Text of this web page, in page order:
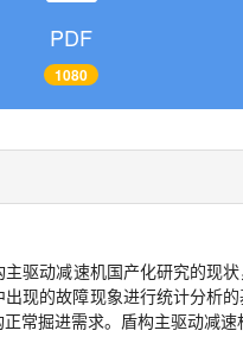
PDF
1080
驱动减速机国产化研究的现
现的故障现象进行统计分析
常掘进需求。盾构主驱动减